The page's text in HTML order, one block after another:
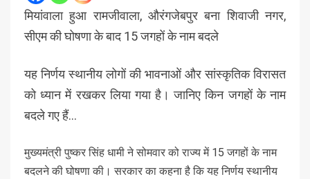
मियांवाला हुआ रामजीवाला, औरंगजेबपुर बना शिवाजी नगर,
सीएम की घोषणा के बाद 15 जगहों के नाम बदले
यह निर्णय स्थानीय लोगों की भावनाओं और सांस्कृतिक विरासत
को ध्यान में रखकर लिया गया है। जानिए किन जगहों के नाम
बदले गए हैं…
मुख्यमंत्री पुष्कर सिंह धामी ने सोमवार को राज्य में 15 जगहों के नाम
बदलने की घोषणा की। सरकार का कहना है कि यह निर्णय स्थानीय